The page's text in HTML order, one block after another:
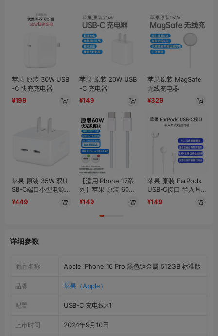
智能手表 键盘
苹果 原装 30W USB
-C 快充充电器
¥199
苹果 原装 20W USB
-C 充电器
¥149
苹果原装 MagSafe
无线充电器
¥329
苹果 原装 35W 双U
SB-C端口小型电源
适配器
¥449
【适用iPhone 17系
列】苹果 原装 60W
USB-C转USB-C 手
机/平板/笔记本电脑
编织数据线
¥149
苹果 原装 EarPods
USB-C接口 半入耳
式线控耳机
¥149
详细参数
商品名称 Apple iPhone 16 Pro 黑色钛金属 512GB 标准版
品牌 苹果（Apple）
配置 USB-C 充电线×1
上市时间 2024年9月10日